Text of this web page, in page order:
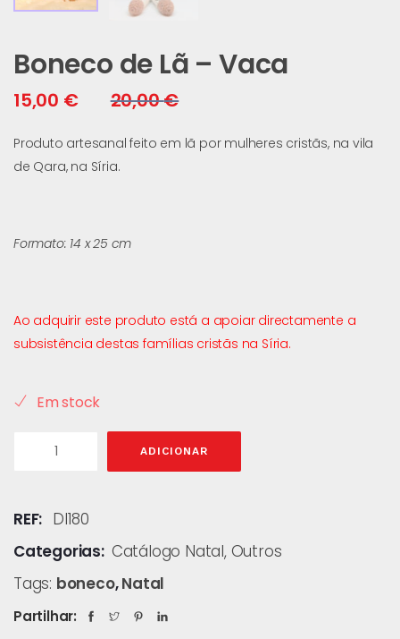
Boneco de Lã – Vaca
20,00€
15,00 €
Produto artesanal feito em lã por mulheres cristãs, na vila
de Qara, na Síria.
Formato: 14 x 25 cm
Ao adquirir este produto está a apoiar directamente a
subsistência destas famílias cristãs na Síria.
Em stock
ADICIONAR
REF: DI180
Categorias: Catálogo Natal, Outros
Tags: boneco,Natal
Partilhar: